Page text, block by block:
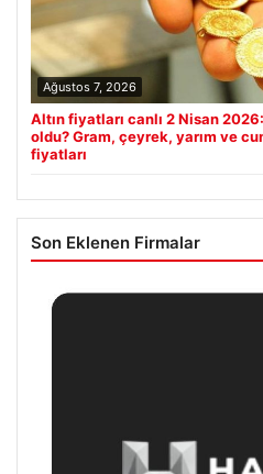
Ağustos 7, 2026
Altın fiyatları canlı 2 Nisan
oldu? Gram, çeyrek, yarım ve
fiyatları
Son Eklenen Firmalar